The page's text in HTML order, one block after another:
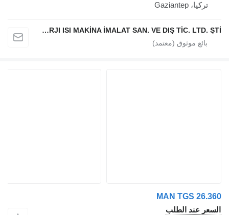
تركيا، Gaziantep
YILTEKS ENERJI ISI MAKİNA İMALAT SAN. VE DIŞ TİC. LTD. ŞTİ.
MAN TGS
عند الطلب